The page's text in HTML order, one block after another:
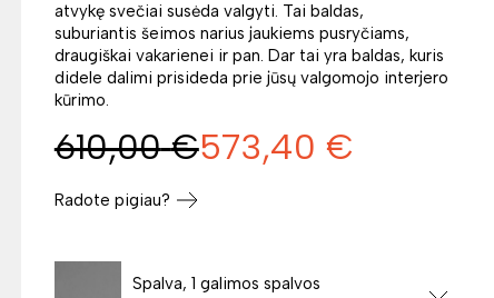
atvykę svečiai susėda valgyti. Tai baldas,
suburiantis šeimos narius jaukiems pusryčiams,
draugiškai vakarienei ir pan. Dar tai yra baldas, kuris
didele dalimi prisideda prie jūsų valgomojo interjero
kūrimo.
610,00 €573,40 €
Radote pigiau?
Spalva, 1 galimos spalvos